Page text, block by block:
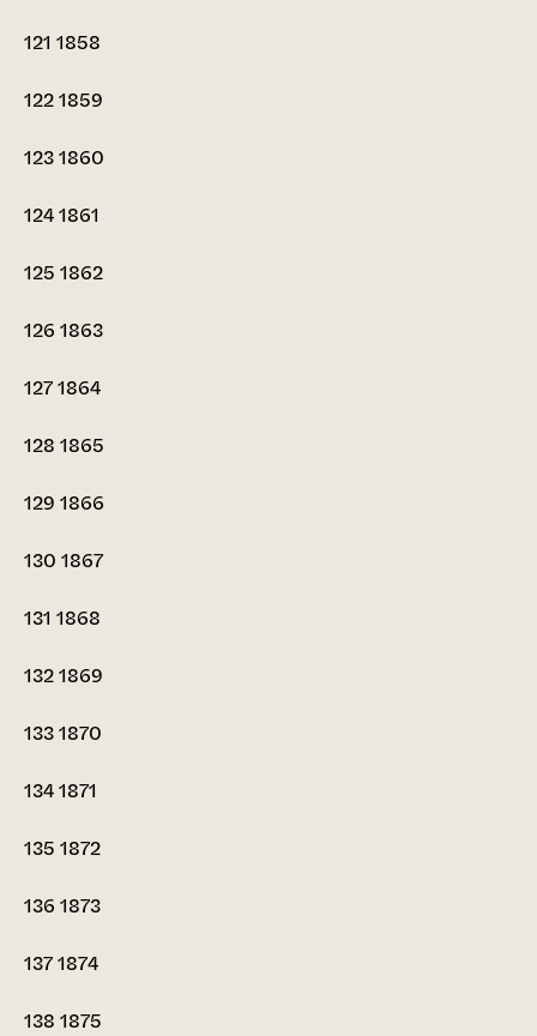
121 1858
1221859
1231860
1241861
125 1862
126 1863
1271864
128 1865
129 1866
130 1867
131 1868
1321869
1331870
1341871
135 1872
136 1873
1371874
138 1875